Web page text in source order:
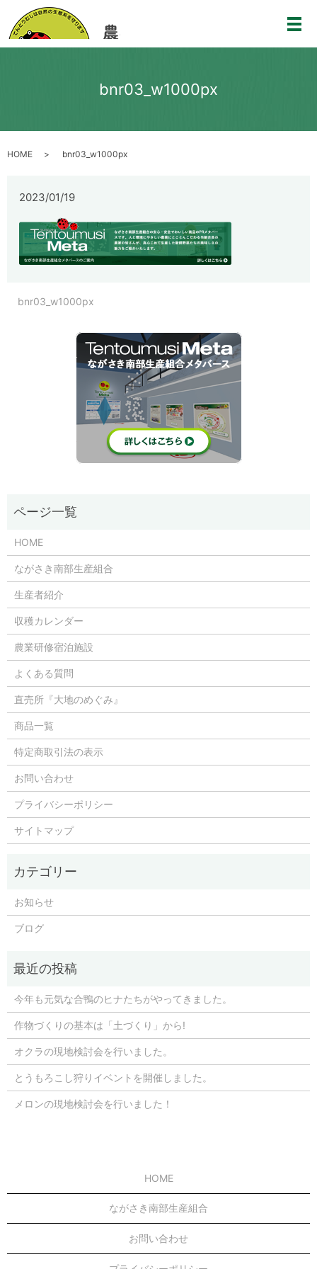
メ
bnr03_w1000px
HOME bnr03_w1000px
2023/01/19
bnr03_w1000px
HOME
ながさき南部生産組合
生産者紹介
収穫カレンダー
農業研修宿泊施設
よくある質問
直売所『大地のめぐみ』
商品一覧
特定商取引法の表示
お問い合わせ
プライバシーポリシー
サイトマップ
お知らせ
ブログ
今年も元気な合鴨のヒナたちがやってきました。
作物づくりの基本は「土づくり」から!
オクラの現地検討会を行いました。
とうもろこし狩りイベントを開催しました。
メロンの現地検討会を行いました！
HOME
ながさき南部生産組合
お問い合わせ